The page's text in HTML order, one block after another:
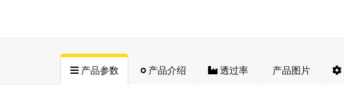
产品参数 产品介绍 透过率 产品图片